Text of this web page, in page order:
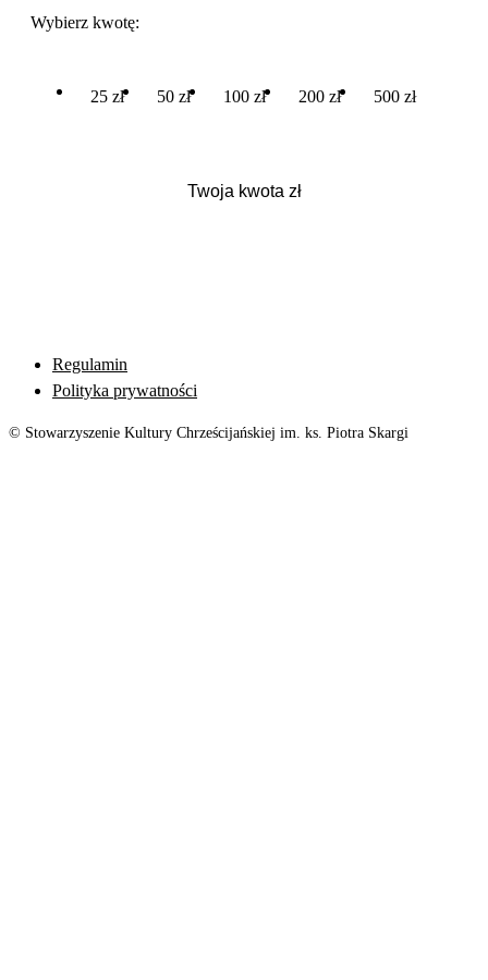
Wybierz kwotę:
25 zł 50 zł 100 zł 200 zł 500 zł
Regulamin
Polityka prywatności
© Stowarzyszenie Kultury Chrześcijańskiej im. ks. Piotra Skargi